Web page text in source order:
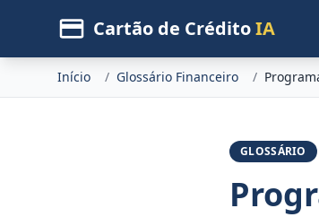
Cartão de CréditoIA
Início / Glossário Financeiro /
GLOSSÁRIO